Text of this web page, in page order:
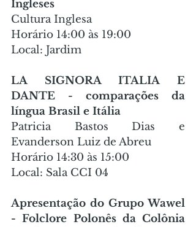
Ingleses
Cultura Inglesa
Horário 14:00 às 19:00
Local: Jardim
LA SIGNORA ITALIA E
DANTE - comparações da
língua Brasil e Itália
Patricia Bastos Dias e
Evanderson Luiz de Abreu
Horário 14:30 às 15:00
Local: Sala CCI 04
Apresentação do Grupo Wawel
- Folclore Polonês da Colônia